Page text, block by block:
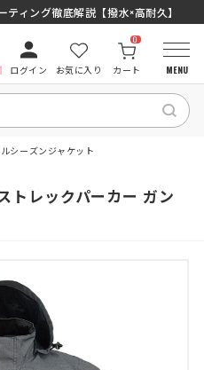
ィング徹底解説【撥水×高耐久】
インカムはどっち？初心者にもおすす
ログイン お気に入り カート
0
MENU
シーズンジャケット
トレックパーカー ガン